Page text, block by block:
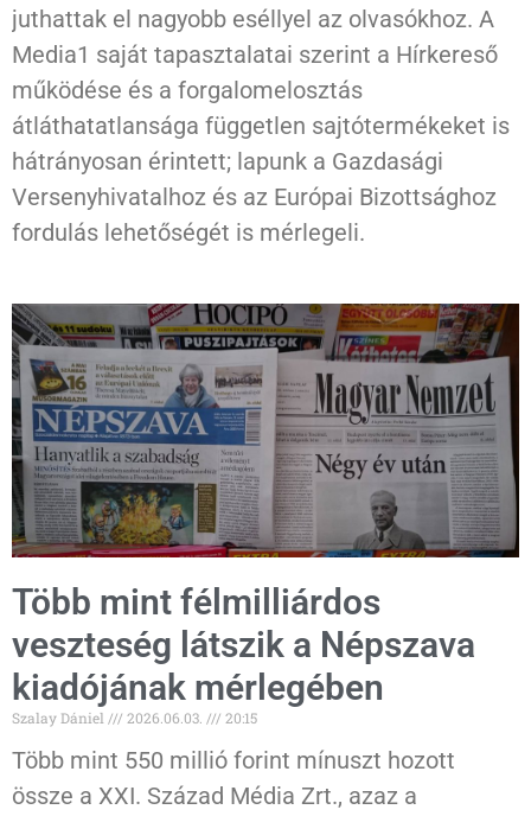
juthattak el nagyobb eséllyel az olvasókhoz. A
Media1 saját tapasztalatai szerint a Hírkereső
működése és a forgalomelosztás
átláthatatlansága független sajtótermékeket is
hátrányosan érintett; lapunk a Gazdasági
Versenyhivatalhoz és az Európai Bizottsághoz
fordulás lehetőségét is mérlegeli.
Több mint félmilliárdos
veszteség látszik a Népszava
kiadójának mérlegében
Szalay Dániel 2026.06.03. 20:15
Több mint 550 millió forint mínuszt hozott
össze a XXI. Század Média Zrt., azaz a